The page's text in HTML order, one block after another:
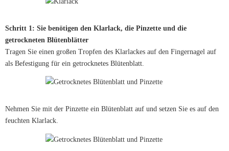
Schritt 1: Sie benötigen den Klarlack, die Pinzette und die
getrockneten Blütenblätter
Tragen Sie einen großen Tropfen des Klarlackes auf den Fingernagel auf
als Befestigung für ein getrocknetes Blütenblatt.
Nehmen Sie mit der Pinzette ein Blütenblatt auf und setzen Sie es auf den
feuchten Klarlack.